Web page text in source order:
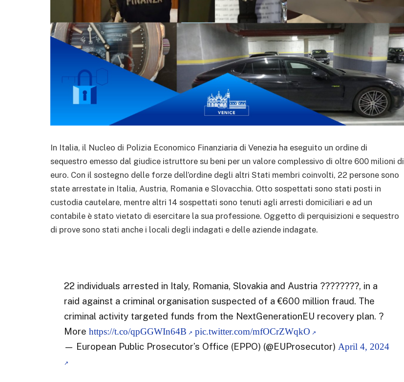
In Italia, il Nucleo di Polizia Economico Finanziaria di Venezia ha eseguito un ordine di
sequestro emesso dal giudice istruttore su beni per un valore complessivo di oltre 600 milioni di
euro. Con il sostegno delle forze dell’ordine degli altri Stati membri coinvolti, 22 persone sono
state arrestate in Italia, Austria, Romania e Slovacchia. Otto sospettati sono stati posti in
custodia cautelare, mentre altri 14 sospettati sono tenuti agli arresti domiciliari e ad un
contabile è stato vietato di esercitare la sua professione. Oggetto di perquisizioni e sequestro
di prove sono stati anche i locali degli indagati e delle aziende indagate.
22 individuals arrested in Italy, Romania, Slovakia and Austria ????????, in a
raid against a criminal organisation suspected of a €600 million fraud. The
criminal activity targeted funds from the NextGenerationEU recovery plan. ?
More https://t.co/qpGGWIn64B pic.twitter.com/mfOCrZWqkO
— European Public Prosecutor’s Office (EPPO) (@EUProsecutor) April 4, 2024